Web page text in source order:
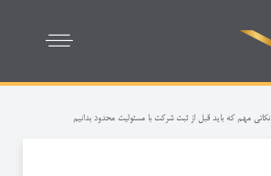
نکاتی مهم که باید قبل از ثبت شرکت با مسئولیت محدود بدانیم